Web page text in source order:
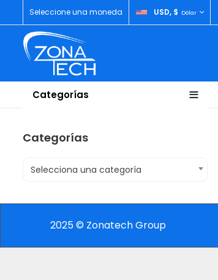
Seleccione una moneda USD, $ Dólar
Categorías
Categorías
Selecciona una categoría
2025 © Zonatech Group